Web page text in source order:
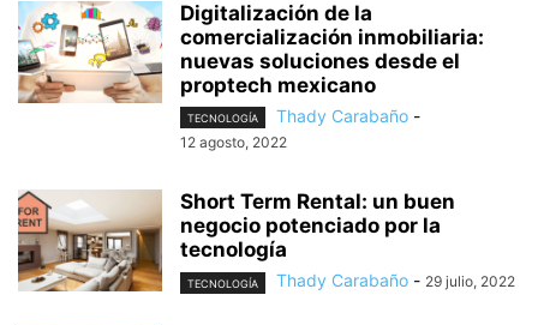
Digitalización de la
comercialización inmobiliaria:
nuevas soluciones desde el
proptech mexicano
TECNOLOGÍA Thady Carabaño -
12 agosto, 2022
Short Term Rental: un buen
negocio potenciado por la
tecnología
TECNOLOGÍA Thady Carabaño - 29 julio, 2022